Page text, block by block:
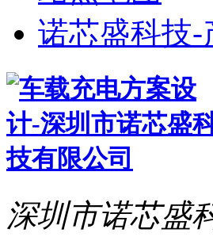
诺芯盛科技-
深圳市诺芯盛